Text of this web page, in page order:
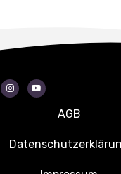
FacebookInstagram
AGB